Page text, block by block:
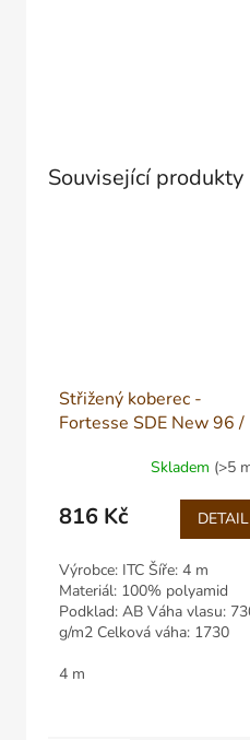
Související produkty
Střižený koberec -
Fortesse SDE New 96 /
Skladem (>5
816 Kč DETAIL
Výrobce: ITC Šíře: 4 m
Materiál: 100% polyamid
Podklad: AB Váha vlasu:
g/m2 Celková váha: 1730
Celková výška: 6,00 mm
4 m